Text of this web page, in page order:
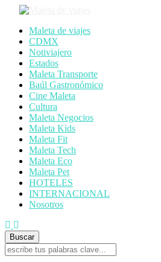
Maleta de viajes
CDMX
Notiviajero
Estados
Maleta Transporte
Baúl Gastronómico
Cine Maleta
Cultura
Maleta Negocios
Maleta Kids
Maleta Fit
Maleta Tech
Maleta Eco
Maleta Pet
HOTELES
INTERNACIONAL
Nosotros